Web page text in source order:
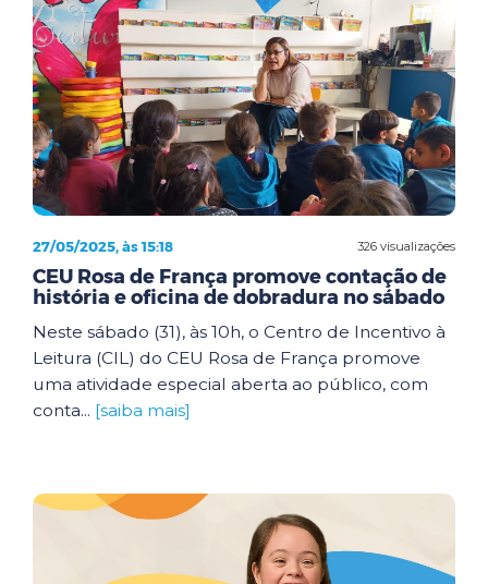
326 visualizações
27/05/2025, às 15:18
CEU Rosa de França promove contação de
história e oficina de dobradura no sábado
Neste sábado (31), às 10h, o Centro de Incentivo à
Leitura (CIL) do CEU Rosa de França promove
uma atividade especial aberta ao público, com
conta... [saiba mais]